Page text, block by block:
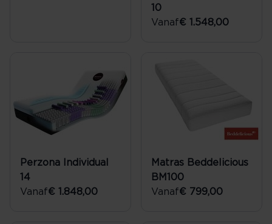
10
Vanaf€ 1.548,00
Perzona Individual
14
Vanaf€ 1.848,00
Matras Beddelicious
BM100
Vanaf€ 799,00